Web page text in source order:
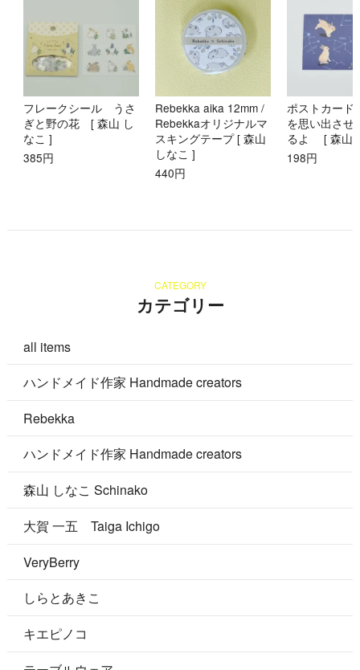
フレークシール うさ
ぎと野の花 [ 森山 し
なこ ]
385円
Rebekka aika 12mm /
Rebekkaオリジナルマ
スキングテープ [ 森山
しなこ ]
440円
ポストカー
を思い出させ
るよ [ 森山
198円
CATEGORY
カテゴリー
all items
ハンドメイド作家 Handmade creators
Rebekka
ハンドメイド作家 Handmade creators
森山 しなこ Schinako
大賀 一五 Taiga Ichigo
VeryBerry
しらとあきこ
キエピノコ